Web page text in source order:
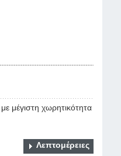
μέγιστη χωρητικότητα
Λεπτομέρειες